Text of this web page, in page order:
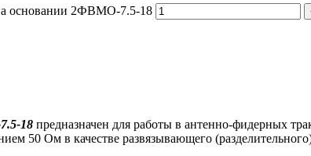
основании 2ФВМO-7.5-18
18 предназначен для работы в антенно-фидерных
50 Ом в качестве развязывающего